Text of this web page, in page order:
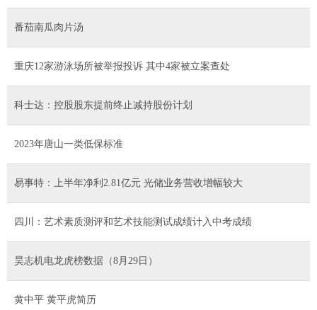
番茄南瓜肉片汤
重庆12家游泳场所被举报投诉 其中4家被立案查处
科士达：控股股东提前终止减持股份计划
2023年唐山一类低保标准
易事特：上半年净利2.81亿元 光储业务营收增幅较大
四川：艺术素质测评和艺术技能测试成绩计入中考成绩
昊志机电龙虎榜数据（8月29日）
黄中平 黄平虎简历